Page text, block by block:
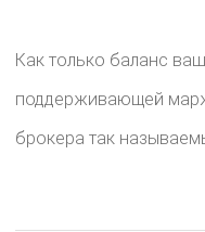
Как только баланс
поддерживающей
брокера так